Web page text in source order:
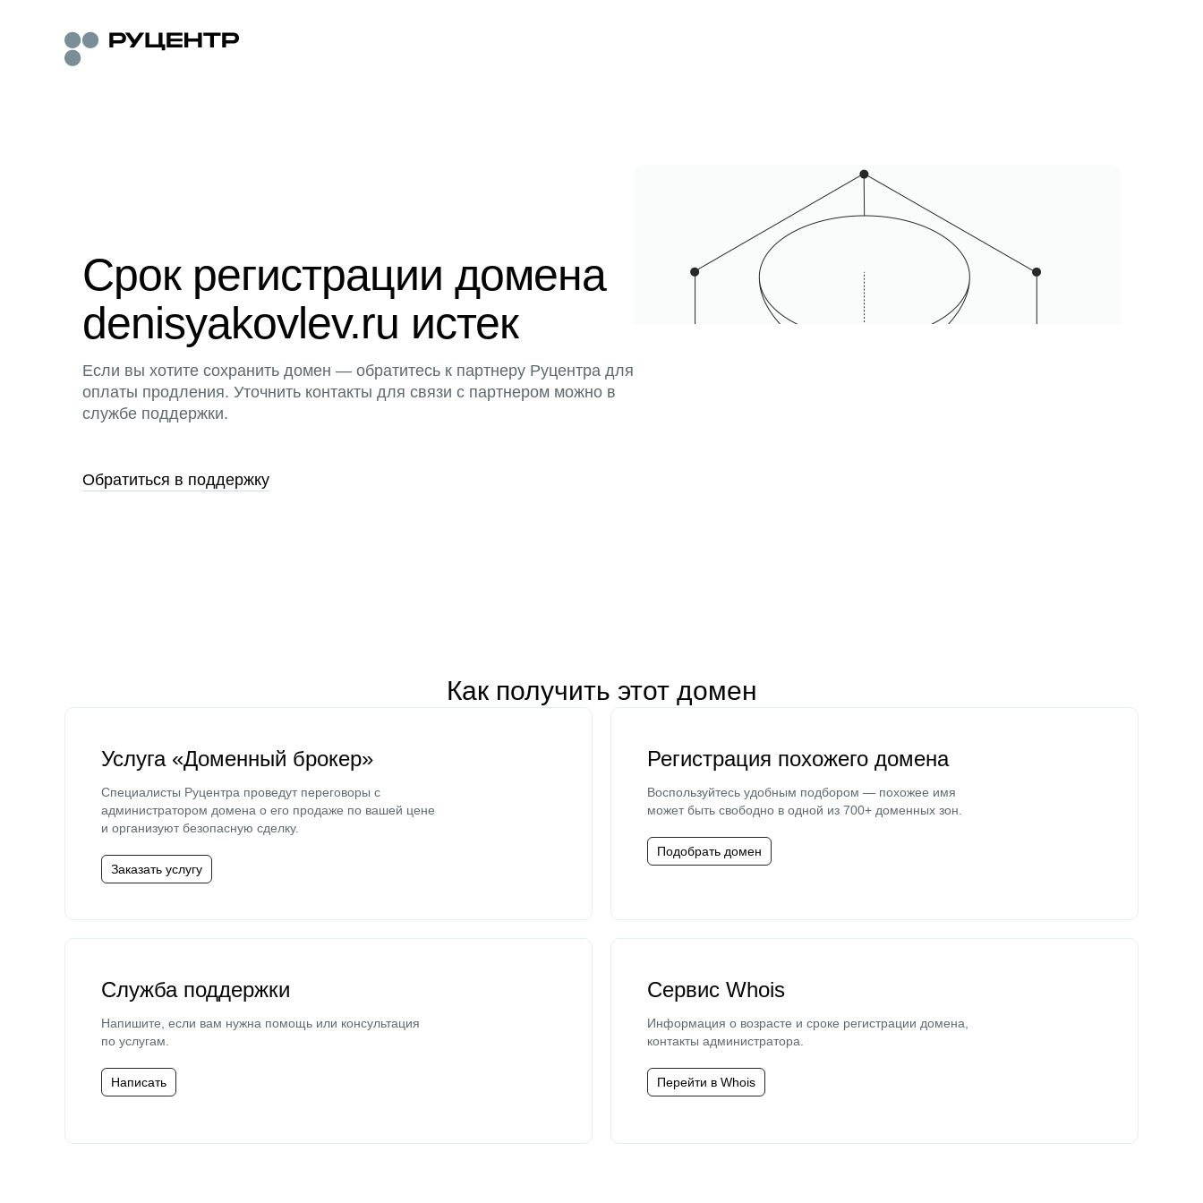
Срок регистрации домена
denisyakovlev.ru истек
Если вы хотите сохранить домен — обратитесь к партнеру Руцентра для
оплаты продления. Уточнить контакты для связи с партнером можно в
службе поддержки.
Обратиться в поддержку
Как получить этот домен
Услуга «Доменный брокер»
Специалисты Руцентра проведут переговоры с
администратором домена о его продаже по вашей цене
и организуют безопасную сделку.
Заказать услугу
Регистрация похожего домена
Воспользуйтесь удобным подбором — похожее имя
может быть свободно в одной из 700+ доменных зон.
Подобрать домен
Служба поддержки
Напишите, если вам нужна помощь или консультация
по услугам.
Написать
Сервис Whois
Информация о возрасте и сроке регистрации домена,
контакты администратора.
Перейти в Whois